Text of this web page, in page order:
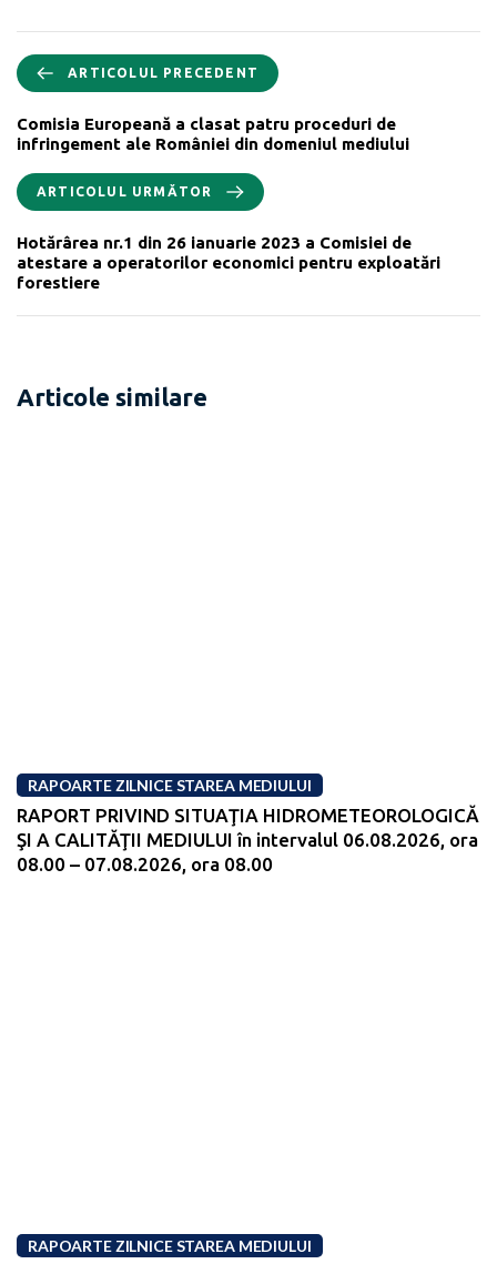
ARTICOLUL PRECEDENT
Comisia Europeană a clasat patru proceduri de
infringement ale României din domeniul mediului
ARTICOLUL URMĂTOR
Hotărârea nr.1 din 26 ianuarie 2023 a Comisiei de
atestare a operatorilor economici pentru exploatări
forestiere
Articole similare
RAPOARTE ZILNICE STAREA MEDIULUI
RAPORT PRIVIND SITUAŢIA HIDROMETEOROLOGICĂ
ŞI A CALITĂŢII MEDIULUI în intervalul 06.08.2026, ora
08.00 – 07.08.2026, ora 08.00
RAPOARTE ZILNICE STAREA MEDIULUI